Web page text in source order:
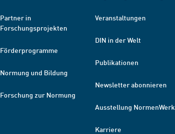
Partner in
Forschungsprojekten
Förderprogramme
Normung und Bildung
Forschung zur Normung
Veranstaltungen
DIN in der Welt
Publikationen
Newsletter abonnieren
Ausstellung NormenWerk
Karriere